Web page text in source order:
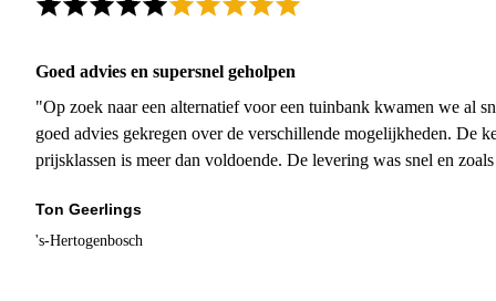
Goed advies en supersnel geholpen
"Op zoek naar een alternatief voor een tuinbank kwamen we al
goed advies gekregen over de verschillende mogelijkheden. De
prijsklassen is meer dan voldoende. De levering was snel en
Ton Geerlings
's-Hertogenbosch